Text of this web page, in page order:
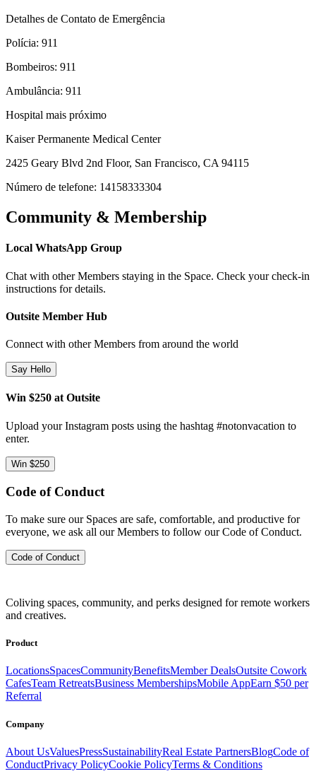
Detalhes de Contato de Emergência
Polícia: 911
Bombeiros: 911
Ambulância: 911
Hospital mais próximo
Kaiser Permanente Medical Center
2425 Geary Blvd 2nd Floor, San Francisco, CA 94115
Número de telefone: 14158333304
Community & Membership
Local WhatsApp Group
Chat with other Members staying in the Space. Check your check-in
instructions for details.
Outsite Member Hub
Connect with other Members from around the world
Say Hello
Win $250 at Outsite
Upload your Instagram posts using the hashtag #notonvacation to
enter.
Win $250
Code of Conduct
To make sure our Spaces are safe, comfortable, and productive for
everyone, we ask all our Members to follow our Code of Conduct.
Code of Conduct
Coliving spaces, community, and perks designed for remote workers
and creatives.
Product
LocationsSpacesCommunityBenefitsMember DealsOutsite Cowork
CafesTeam RetreatsBusiness MembershipsMobile AppEarn $50 per
Referral
Company
About UsValuesPressSustainabilityReal Estate PartnersBlogCode of
ConductPrivacy PolicyCookie PolicyTerms & Conditions